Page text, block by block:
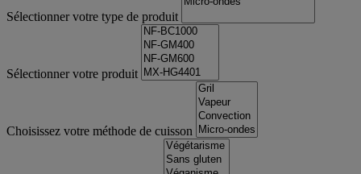
Sélectionner votre type de produit
Sélectionner votre produit
Choisissez votre méthode de cuisson